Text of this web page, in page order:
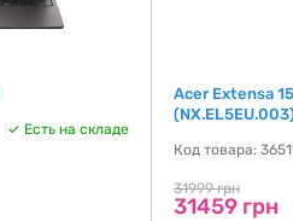
Есть на складе
Acer Extensa
Код товара:
31999 грн
31459 грн